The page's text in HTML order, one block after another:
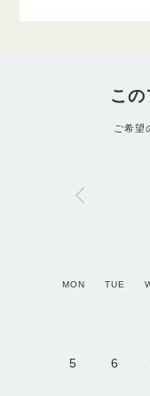
こ
ご希望
MON TUE
5 6